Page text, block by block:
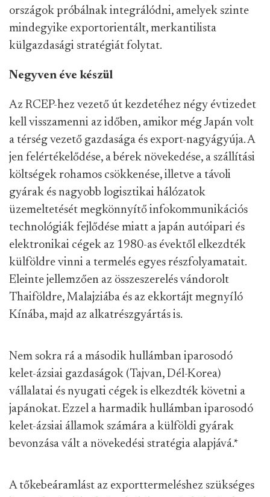
országok próbálnak integrálódni, amelyek szinte
mindegyike exportorientált, merkantilista
külgazdasági stratégiát folytat.
Negyven éve készül
Az RCEP-hez vezető út kezdetéhez négy évtizedet
kell visszamenni az időben, amikor még Japán volt
a térség vezető gazdasága és export-nagyágyúja. A
jen felértékelődése, a bérek növekedése, a szállítási
költségek rohamos csökkenése, illetve a távoli
gyárak és nagyobb logisztikai hálózatok
üzemeltetését megkönnyítő infokommunikációs
technológiák fejlődése miatt a japán autóipari és
elektronikai cégek az 1980-as évektől elkezdték
külföldre vinni a termelés egyes részfolyamatait.
Eleinte jellemzően az összeszerelés vándorolt
Thaiföldre, Malajziába és az ekkortájt megnyíló
Kínába, majd az alkatrészgyártás is.
Nem sokra rá a második hullámban iparosodó
kelet-ázsiai gazdaságok (Tajvan, Dél-Korea)
vállalatai és nyugati cégek is elkezdték követni a
japánokat. Ezzel a harmadik hullámban iparosodó
kelet-ázsiai államok számára a külföldi gyárak
bevonzása vált a növekedési stratégia alapjává.*
A tőkebeáramlást az exporttermeléshez szükséges